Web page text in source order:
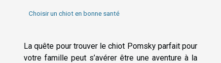
Choisir un chiot en bonne santé
La quête pour trouver le chiot Pomsky parfait pour
votre famille peut s’avérer être une aventure à la